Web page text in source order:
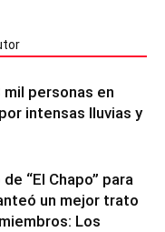
mil personas en
intensas lluvias y
“El Chapo” para
un mejor trato
Los